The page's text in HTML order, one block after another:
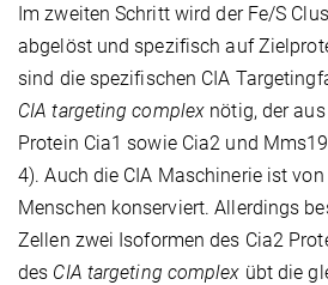
Im zweiten Schritt wird der Fe/S
abgelöst und spezifisch auf
sind die spezifischen CIA
CIA targeting complex nötig, der
Protein Cia1 sowie Cia2 und
4). Auch die CIA Maschinerie ist
Menschen konserviert. Allerdings
Zellen zwei Isoformen des Cia2
des CIA targeting complex übt die